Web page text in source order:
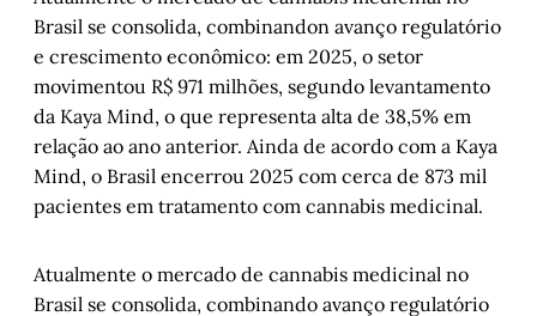
Brasil se consolida, combinandon avanço regulatório
e crescimento econômico: em 2025, o setor
movimentou R$ 971 milhões, segundo levantamento
da Kaya Mind, o que representa alta de 38,5% em
relação ao ano anterior. Ainda de acordo com a Kaya
Mind, o Brasil encerrou 2025 com cerca de 873 mil
pacientes em tratamento com cannabis medicinal.
Atualmente o mercado de cannabis medicinal no
Brasil se consolida, combinando avanço regulatório